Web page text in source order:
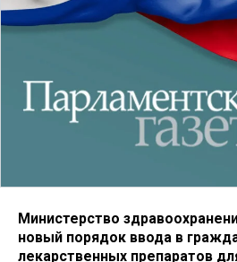
Министерство
новый порядок ввода в
лекарственных препаратов